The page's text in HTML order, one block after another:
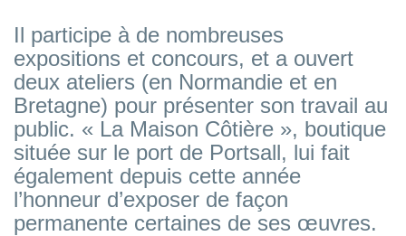
Il participe à de nombreuses
expositions et concours, et a ouvert
deux ateliers (en Normandie et en
Bretagne) pour présenter son travail au
public. « La Maison Côtière », boutique
située sur le port de Portsall, lui fait
également depuis cette année
l’honneur d’exposer de façon
permanente certaines de ses œuvres.